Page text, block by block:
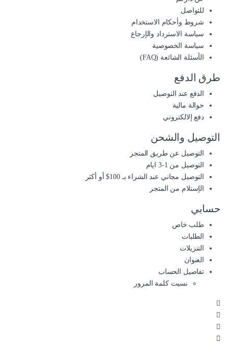
للتواصل
شروط وأحكام الاستخدام
سياسة الاسترداد والإرجاع
سياسة الخصوصية
الأسئلة الشائعة (FAQ)
طرق الدفع
الدفع عند التوصيل
حوالة مالية
دفع إلالكتروني
التوصيل والشحن
التوصيل عن طريق المتجر
التوصيل من 1-3 ايام
التوصيل مجاني عند الشراء بـ 100$ أو أكثر
الإستلام من المتجر
حسابي
طلب خاص
الطلبات
التنزيلات
العنوان
تفاصيل الحساب
نسيت كلمة المرور